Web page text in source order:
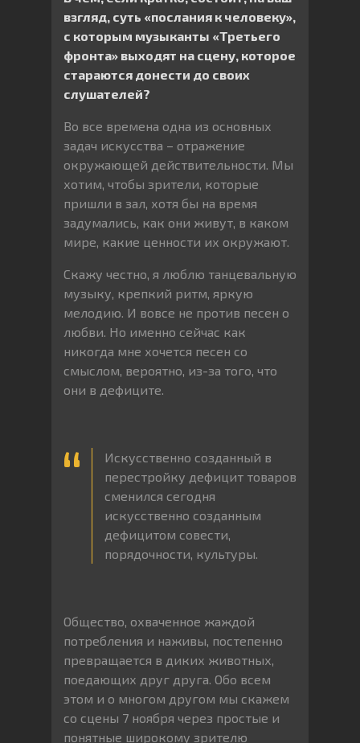
взгляд, суть «послания к человеку»,
с которым музыканты «Третьего
фронта» выходят на сцену, которое
стараются донести до своих
слушателей?
Во все времена одна из основных
задач искусства – отражение
окружающей действительности. Мы
хотим, чтобы зрители, которые
пришли в зал, хотя бы на время
задумались, как они живут, в каком
мире, какие ценности их окружают.
Скажу честно, я люблю танцевальную
музыку, крепкий ритм, яркую
мелодию. И вовсе не против песен о
любви. Но именно сейчас как
никогда мне хочется песен со
смыслом, вероятно, из-за того, что
они в дефиците.
Искусственно созданный в
перестройку дефицит товаров
сменился сегодня
искусственно созданным
дефицитом совести,
порядочности, культуры.
Общество, охваченное жаждой
потребления и наживы, постепенно
превращается в диких животных,
поедающих друг друга. Обо всем
этом и о многом другом мы скажем
со сцены 7 ноября через простые и
понятные широкому зрителю